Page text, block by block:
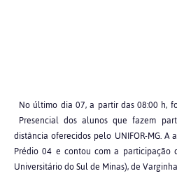
No último dia 07, a partir das 08:00 h,
Presencial dos alunos que fazem
distância oferecidos pelo UNIFOR-MG.
Prédio 04 e contou com a participação
Universitário do Sul de Minas), de